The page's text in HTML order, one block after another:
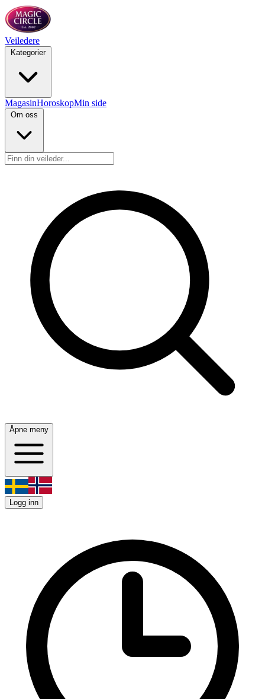
Veiledere
Kategorier
MagasinHoroskopMin side
Åpne meny
Logg inn